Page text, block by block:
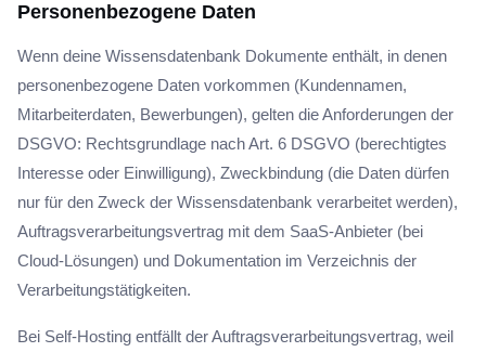
Personenbezogene Daten
Wenn deine Wissensdatenbank Dokumente enthält, in denen
personenbezogene Daten vorkommen (Kundennamen,
Mitarbeiterdaten, Bewerbungen), gelten die Anforderungen der
DSGVO: Rechtsgrundlage nach Art. 6 DSGVO (berechtigtes
Interesse oder Einwilligung), Zweckbindung (die Daten dürfen
nur für den Zweck der Wissensdatenbank verarbeitet werden),
Auftragsverarbeitungsvertrag mit dem SaaS-Anbieter (bei
Cloud-Lösungen) und Dokumentation im Verzeichnis der
Verarbeitungstätigkeiten.
Bei Self-Hosting entfällt der Auftragsverarbeitungsvertrag, weil